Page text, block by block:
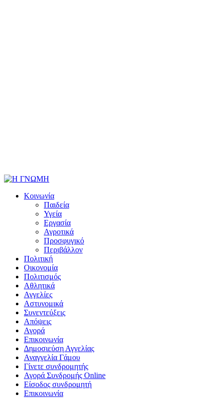
Κοινωνία
Παιδεία
Υγεία
Εργασία
Αγροτικά
Προσφυγικό
Περιβάλλον
Πολιτική
Οικονομία
Πολιτισμός
Αθλητικά
Αγγελίες
Αστυνομικά
Συνεντεύξεις
Απόψεις
Αγορά
Επικοινωνία
Δημοσιεύση Αγγελίας
Αναγγελία Γάμου
Γίνετε συνδρομητής
Αγορά Συνδρομής Online
Είσοδος συνδρομητή
Επικοινωνία